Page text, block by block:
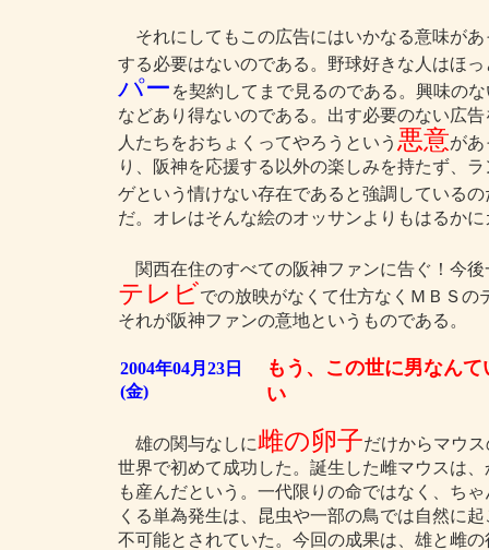
それにしてもこの広告にはいかなる意味が
する必要はないのである。野球好きな人はほ
パー を契約してまで見るのである。興味の
などあり得ないのである。出す必要のない広
人たちをおちょくってやろうという 悪意が
り、阪神を応援する以外の楽しみを持たず、
ゲという情けない存在であると強調している
だ。オレはそんな絵のオッサンよりもはるか
関西在住のすべての阪神ファンに告ぐ！今
テレビでの放映がなくて仕方なくＭＢＳ
それが阪神ファンの意地というものである。
2004年04月23日
(金)
もう、この世に男なんて
い
雄の関与なしに雌の卵子だけからマウ
世界で初めて成功した。誕生した雌マウスは
も産んだという。一代限りの命ではなく、ち
くる単為発生は、昆虫や一部の鳥では自然に
不可能とされていた。今回の成果は、雄と雌